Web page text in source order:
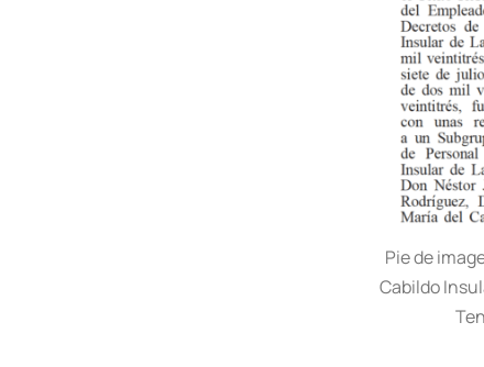
Pie de
Cabildo